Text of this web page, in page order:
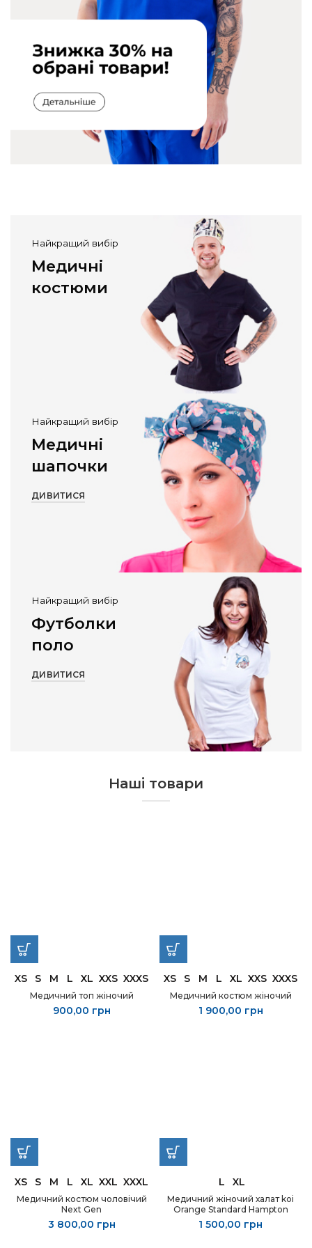
Найкращий вибір
Медичні
костюми
Найкращий вибір
Медичні
шапочки
ДИВИТИСЯ
Найкращий вибір
Футболки
поло
ДИВИТИСЯ
Наші товари
XS S M L XL XXS XXXS
Медичний топ жіночий
900,00 грн
XS S M L XL XXS XXXS
Медичний костюм жіночий
1 900,00 грн
XS S M L XL XXL XXXL
Медичний костюм чоловічий
Next Gen
3 800,00 грн
L XL
Медичний жіночий халат koi
Orange Standard Hampton
1 500,00 грн